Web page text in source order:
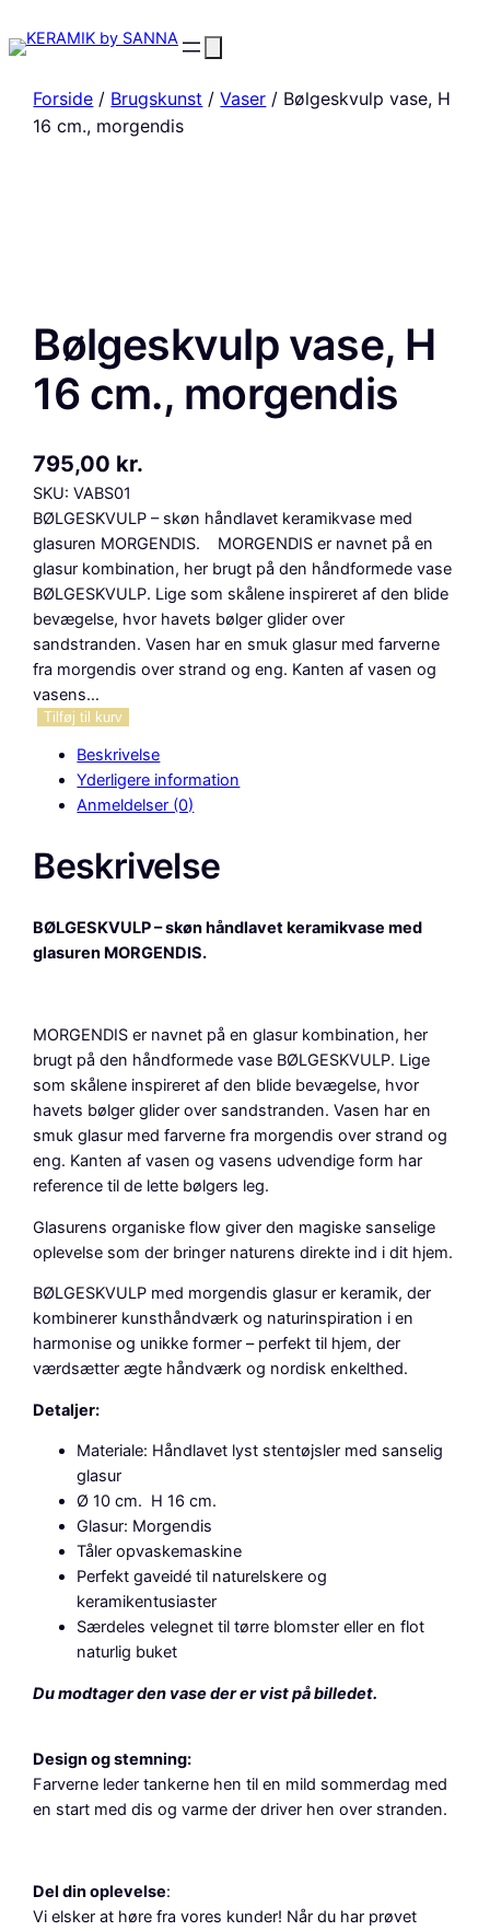
Forside / Brugskunst /Vaser / Bølgeskvulp vase, H
16 cm., morgendis
Bølgeskvulp vase, H
16 cm., morgendis
795,00 kr.
SKU: VABS01
BØLGESKVULP – skøn håndlavet keramikvase med
glasuren MORGENDIS. MORGENDIS er navnet på en
glasur kombination, her brugt på den håndformede vase
BØLGESKVULP. Lige som skålene inspireret af den blide
bevægelse, hvor havets bølger glider over
sandstranden. Vasen har en smuk glasur med farverne
fra morgendis over strand og eng. Kanten af vasen og
vasens…
k
u
l
s
e
,
H
1
6
c
m
.
m
o
r
g
Tilføj til kurv
Beskrivelse
Yderligere information
Anmeldelser (0)
Beskrivelse
BØLGESKVULP – skøn håndlavet keramikvase med
glasuren MORGENDIS.
MORGENDIS er navnet på en glasur kombination, her
brugt på den håndformede vase BØLGESKVULP. Lige
som skålene inspireret af den blide bevægelse, hvor
havets bølger glider over sandstranden. Vasen har en
smuk glasur med farverne fra morgendis over strand og
eng. Kanten af vasen og vasens udvendige form har
reference til de lette bølgers leg.
Glasurens organiske flow giver den magiske sanselige
oplevelse som der bringer naturens direkte ind i dit hjem.
BØLGESKVULP med morgendis glasur er keramik, der
kombinerer kunsthåndværk og naturinspiration i en
harmonise og unikke former – perfekt til hjem, der
værdsætter ægte håndværk og nordisk enkelthed.
Detaljer:
Materiale: Håndlavet lyst stentøjsler med sanselig
glasur
Ø 10 cm. H 16 cm.
Glasur: Morgendis
Tåler opvaskemaskine
Perfekt gaveidé til naturelskere og
keramikentusiaster
Særdeles velegnet til tørre blomster eller en flot
naturlig buket
Du modtager den vase der er vist på billedet.
Design og stemning:
Farverne leder tankerne hen til en mild sommerdag med
en start med dis og varme der driver hen over stranden.
Del din oplevelse:
Vi elsker at høre fra vores kunder! Når du har prøvet